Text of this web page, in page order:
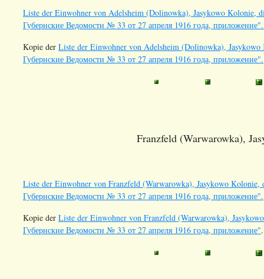
Liste der Einwohner von Adelsheim (Dolinowka), Jasykowo Kolonie,
Губернские Ведомости № 33 от 27 апреля 1916 года,
Kopie der Liste der Einwohner von Adelsheim (Dolinowka),
Губернские Ведомости № 33 от 27 апреля 1916 года, приложение".
Franzfeld (Warwarowka),
Liste der Einwohner von Franzfeld (Warwarowka), Jasykowo
Губернские Ведомости № 33 от 27 апреля 1916 года, приложение".
Kopie der Liste der Einwohner von Franzfeld (Warwarowka),
Губернские Ведомости № 33 от 27 апреля 1916 года, приложение"